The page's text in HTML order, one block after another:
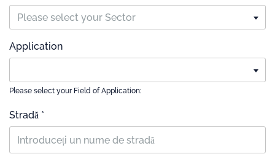
Please select your Sector
Application
Please select your Field of Application:
Stradă *